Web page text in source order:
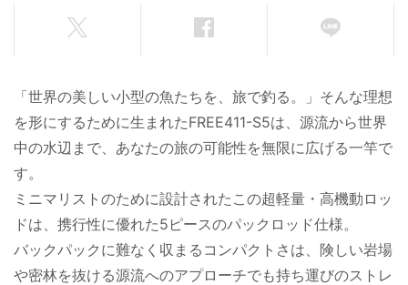
「世界の美しい小型の魚たちを、旅で釣る。」そんな理想
を形にするために生まれたFREE411-S5は、源流から世界
中の水辺まで、あなたの旅の可能性を無限に広げる一竿で
す。
ミニマリストのために設計されたこの超軽量・高機動ロッ
ドは、携行性に優れた5ピースのパックロッド仕様。
バックパックに難なく収まるコンパクトさは、険しい岩場
や密林を抜ける源流へのアプローチでも持ち運びのストレ